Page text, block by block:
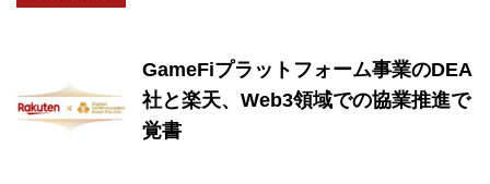
GameFiプラットフォーム事業のDEA
社と楽天、Web3領域での協業推進で
覚書